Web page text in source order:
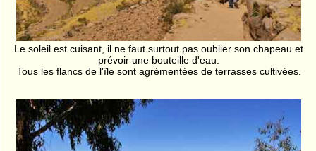
Le soleil est cuisant, il ne faut surtout pas oublier son chapeau et
prévoir une bouteille d'eau.
Tous les flancs de l'île sont agrémentées de terrasses cultivées.